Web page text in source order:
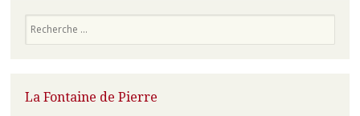
La Fontaine de Pierre